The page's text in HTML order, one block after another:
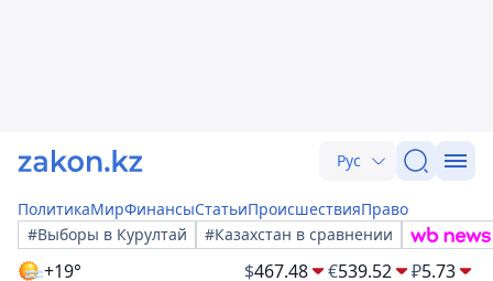
Рус
ПолитикаМирФинансыСтатьиПроисшествияПраво
#Выборы в Курултай
#Казахстан в сравнении
+19° $467.48 €539.52 ₽5.73